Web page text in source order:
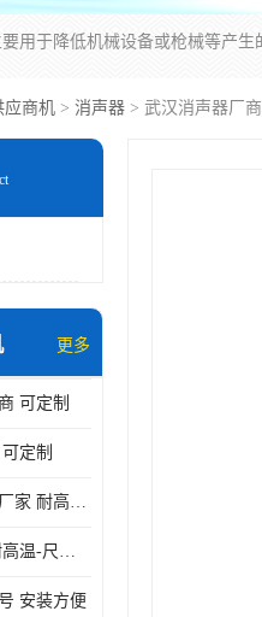
应商机 > 消声器 > 武汉消声器厂商
更多
可定制
定制
石家庄消声器生产厂家 耐高温-尺寸可定制
长春消音器公司 耐高温-尺寸可定制
安装方便